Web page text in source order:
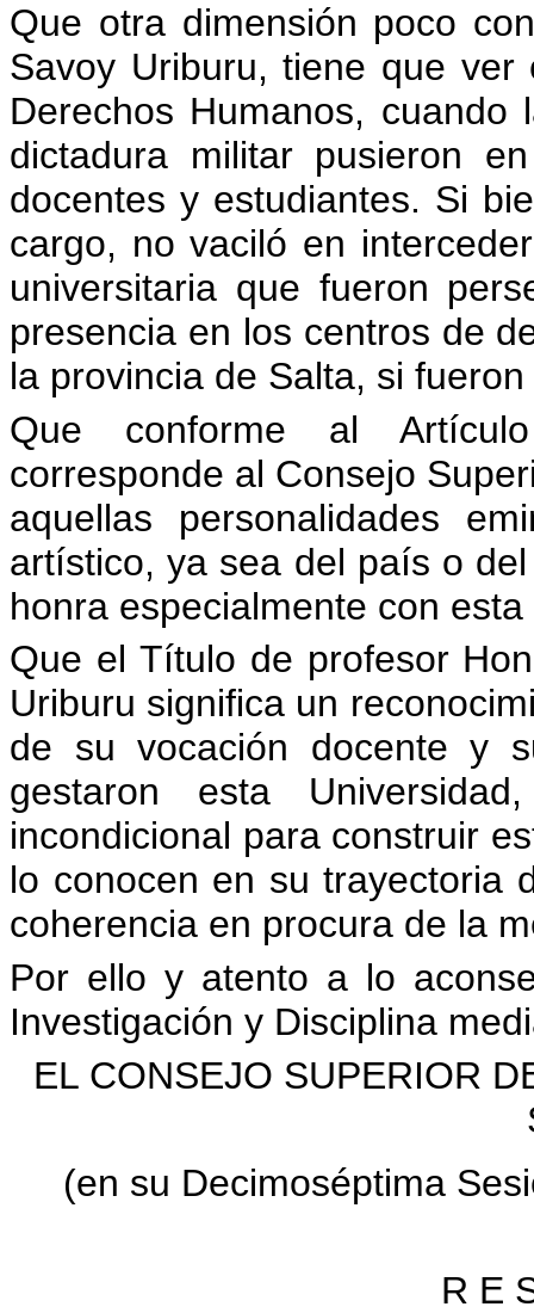
Que otra dimensión poco
Savoy Uriburu, tiene que
Derechos Humanos,
dictadura militar pusieron
docentes y estudiantes. Si
cargo, no vaciló en
universitaria que fueron
presencia en los centros de
la provincia de Salta, si
Que conforme al
corresponde al Consejo
aquellas personalidades
artístico, ya sea del país o
honra especialmente con
Que el Título de profesor
Uriburu significa un
de su vocación docente y
gestaron esta
incondicional para construir
lo conocen en su trayectoria
coherencia en procura de la
Por ello y atento a lo
Investigación y Disciplina
EL CONSEJO SUPERIOR
(en su Decimoséptima
R E